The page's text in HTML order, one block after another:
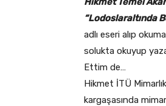
“Lodoslaraltında
adlı eseri alıp
solukta okuyup
Ettim de…
Hikmet İTÜ
kargaşasında